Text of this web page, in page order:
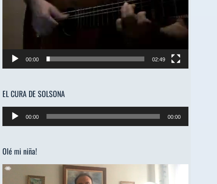
00:00 02:49
EL CURA DE SOLSONA
Reproductor
de
00:00 00:00
Olé mi niña!
Reproductor